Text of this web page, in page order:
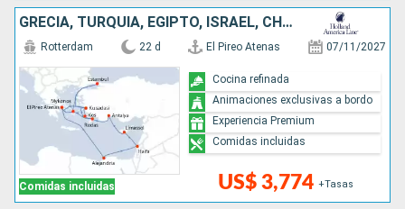
GRECIA, TURQUÍA, EGIPTO, ISRAEL, CHIPRE
Comidas incluidas
Rotterdam 22 d El Pireo Atenas 07/11/2027
US$ 3,774 +Tasas
Cocina refinada
Animaciones exclusivas a bordo
Experiencia Premium
Comidas incluidas